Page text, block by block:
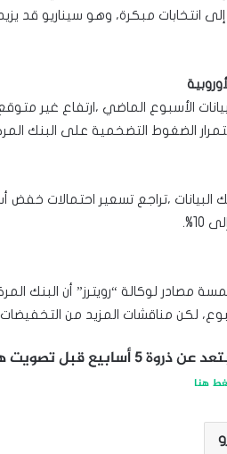
انتخابات مبكرة، وهو سيناريو قد
الأسبوع الماضي ،ارتفاع غير
الضغوط التضخمية على البنك
مصادر لوكالة “رويترز” أن البنك
لكن مناقشات المزيد من
أسابيع قبل تصويت هام فى فرنسا
هنا